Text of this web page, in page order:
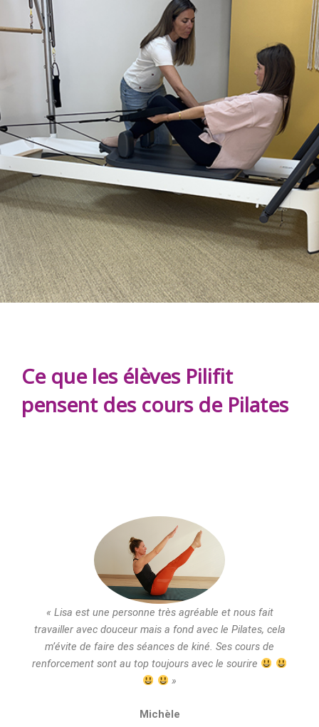
Ce que les élèves Pilifit
pensent des cours de Pilates
« Lisa est une personne très agréable et nous fait
travailler avec douceur mais a fond avec le Pilates, cela
m’évite de faire des séances de kiné. Ses cours de
renforcement sont au top toujours avec le sourire
»
Michèle